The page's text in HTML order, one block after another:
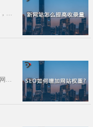
新网站怎么提高收录量?企业如果是新上线的网站，在三个月左右之内如果没什么收录其实是正常的，毕竟是新站需要经过一段时间的考查时间···
SEO如何增加网站权重?网站权重一直是很多企业网站头疼的问题，毕竟网站优化没以前那么容易了，特别是近几年难度又大大增加，从而导···